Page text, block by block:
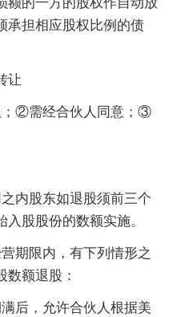
承担相应股权比例的债
让
②需经合伙人同意；③
股东如退股须前三个
股股份的数额实施。
限内，有下列情形之
额退股：
后，允许合伙人根据美